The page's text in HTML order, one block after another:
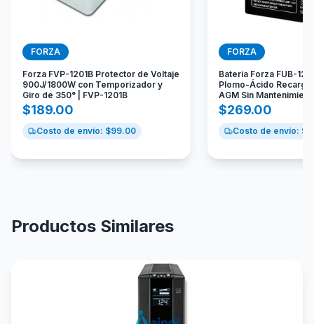
FORZA
Forza FVP-1201B Protector de Voltaje
900J/1800W con Temporizador y
Giro de 350° | FVP-1201B
$189.00
Costo de envío: $99.00
FORZA
Batería Forza FUB-
Plomo-Ácido
AGM Sin
$269.00
Costo de envío: $
Productos Similares